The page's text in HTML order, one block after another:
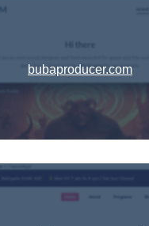
bubaproducer.com